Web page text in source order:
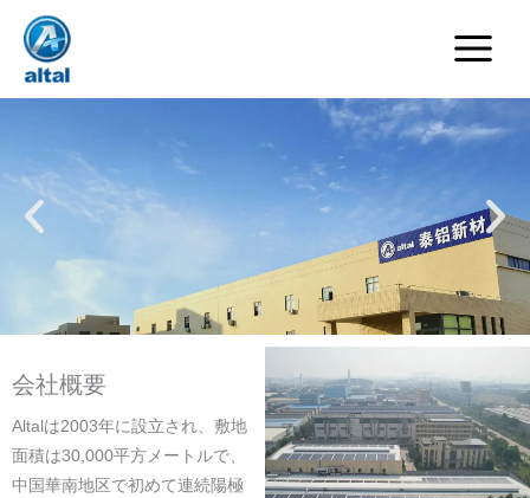
ス
プロフェッショナルで革新
陽極酸化処理
アルミニウム・ソリューシ
ョン
会社概要
Altalは2003年に設立され、敷地
面積は30,000平方メートルで、
中国華南地区で初めて連続陽極